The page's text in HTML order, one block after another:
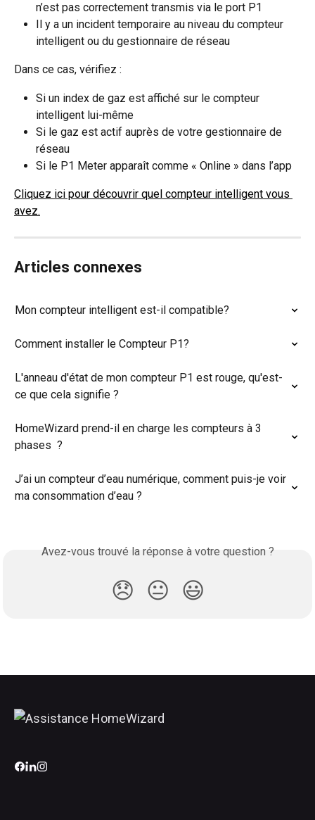
n’est pas correctement transmis via le port P1
Il y a un incident temporaire au niveau du compteur
intelligent ou du gestionnaire de réseau
Dans ce cas, vérifiez :
Si un index de gaz est affiché sur le compteur
intelligent lui-même
Si le gaz est actif auprès de votre gestionnaire de
réseau
Si le P1 Meter apparaît comme « Online » dans l’app
Cliquez ici pour découvrir quel compteur intelligent vous
avez.
Articles connexes
Mon compteur intelligent est-il compatible?
Comment installer le Compteur P1?
L'anneau d'état de mon compteur P1 est rouge, qu'est-
ce que cela signifie ?
HomeWizard prend-il en charge les compteurs à 3
phases  ?
J’ai un compteur d’eau numérique, comment puis-je voir
ma consommation d’eau ?
Avez-vous trouvé la réponse à votre question ?
😞 😐 😃